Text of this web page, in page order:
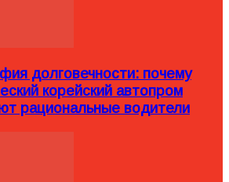
долговечности: почему
корейский автопром
рациональные водители